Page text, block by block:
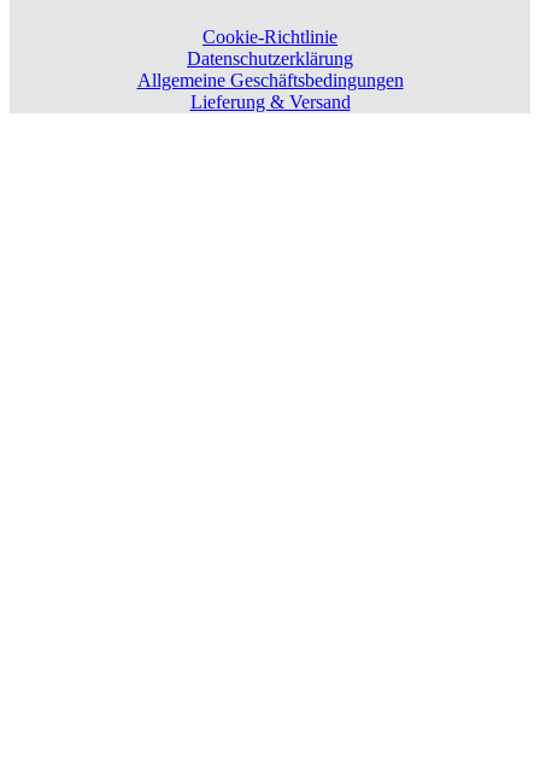
Cookie-Richtlinie
Datenschutzerklärung
Allgemeine Geschäftsbedingungen
Lieferung & Versand